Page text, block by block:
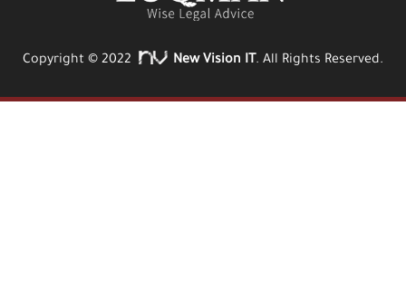
Copyright © 2022 New Vision IT. All Rights Reserved.